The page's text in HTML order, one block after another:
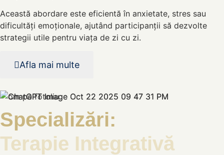
Această abordare este eficientă în anxietate, stres sau
dificultăți emoționale, ajutând participanții să dezvolte
strategii utile pentru viața de zi cu zi.
Afla mai multe
Specializări:
Terapie Integrativă